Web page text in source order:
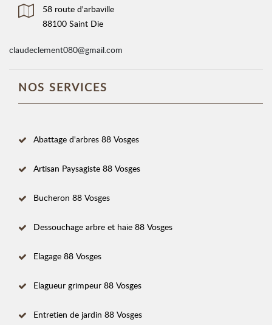
58 route d'arbaville
88100 Saint Die
claudeclement080@gmail.com
NOS SERVICES
Abattage d'arbres 88 Vosges
Artisan Paysagiste 88 Vosges
Bucheron 88 Vosges
Dessouchage arbre et haie 88 Vosges
Elagage 88 Vosges
Elagueur grimpeur 88 Vosges
Entretien de jardin 88 Vosges